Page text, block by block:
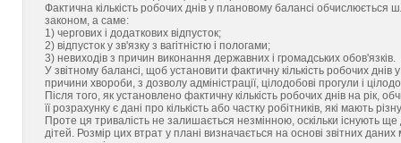
Фактична кількість робочих днів у плановому балансі обчислюється
законом, а саме:
1) чергових і додаткових відпусток;
2) відпусток у зв'язку з вагітністю і пологами;
3) невиходів з причин виконання державних і громадських обов'язків.
У звітному балансі, щоб установити фактичну кількість робочих
причини хвороби, з дозволу адміністрації, цілодобові прогули і
Після того, як установлено фактичну кількість робочих днів на
її розрахунку є дані про кількість або частку робітників, які мають
Проте ця тривалість не залишається незмінною, оскільки існують
дітей. Розмір цих втрат у плані визначається на основі звітних